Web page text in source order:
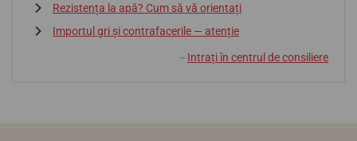
Rezistența la apă? Cum să vă orientați
Importul gri și contrafacerile — atenție
↓ Intrați în centrul de consiliere